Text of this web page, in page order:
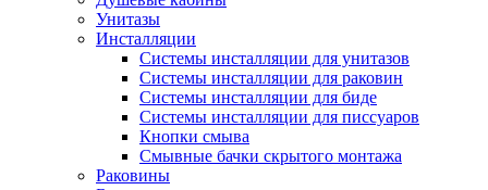
Унитазы
Инсталляции
Системы инсталляции для унитазов
Системы инсталляции для раковин
Системы инсталляции для биде
Системы инсталляции для писсуаров
Кнопки смыва
Смывные бачки скрытого монтажа
Раковины